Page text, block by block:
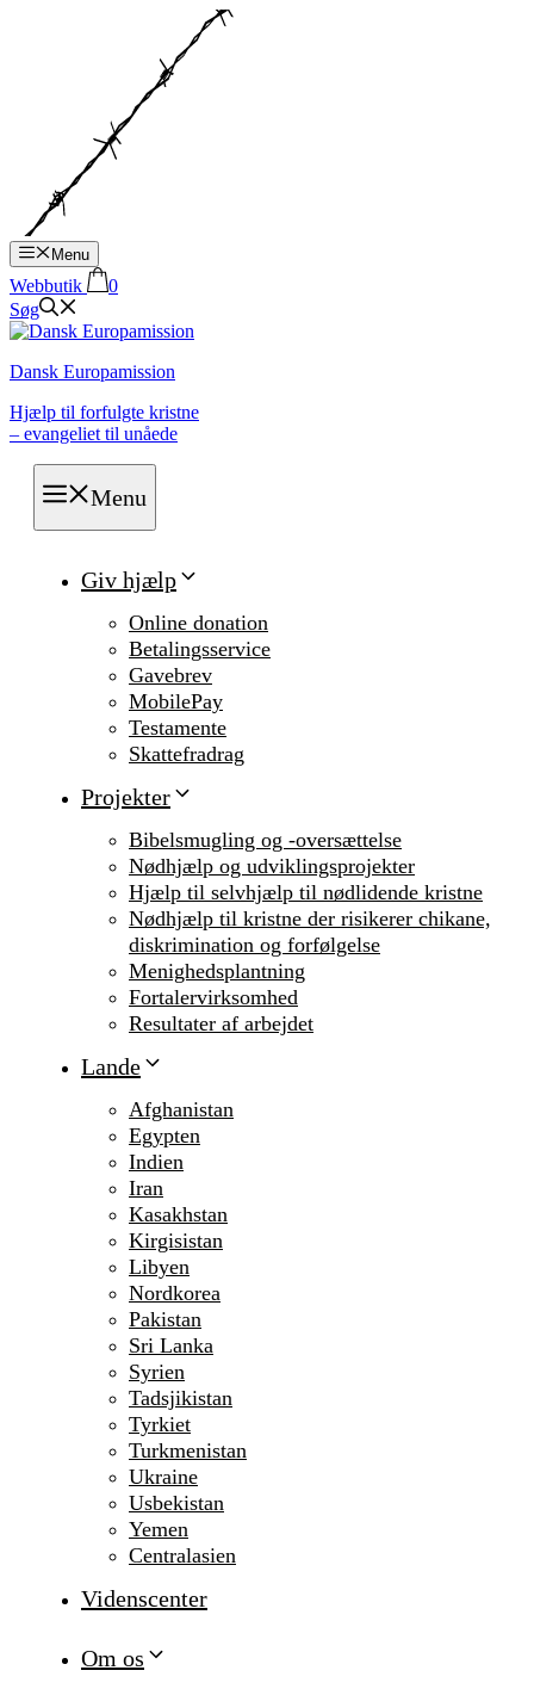
Menu
Webbutik
0
Søg
Dansk Europamission
Hjælp til forfulgte kristne
– evangeliet til unåede
Menu
Giv hjælp
Online donation
Betalingsservice
Gavebrev
MobilePay
Testamente
Skattefradrag
Projekter
Bibelsmugling og -oversættelse
Nødhjælp og udviklingsprojekter
Hjælp til selvhjælp til nødlidende kristne
Nødhjælp til kristne der risikerer chikane,
diskrimination og forfølgelse
Menighedsplantning
Fortalervirksomhed
Resultater af arbejdet
Lande
Afghanistan
Egypten
Indien
Iran
Kasakhstan
Kirgisistan
Libyen
Nordkorea
Pakistan
Sri Lanka
Syrien
Tadsjikistan
Tyrkiet
Turkmenistan
Ukraine
Usbekistan
Yemen
Centralasien
Videnscenter
Om os